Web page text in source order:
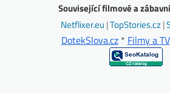
Související filmové a
Netflixer.eu |TopStories.cz|
DotekSlova.cz* Filmy a TV